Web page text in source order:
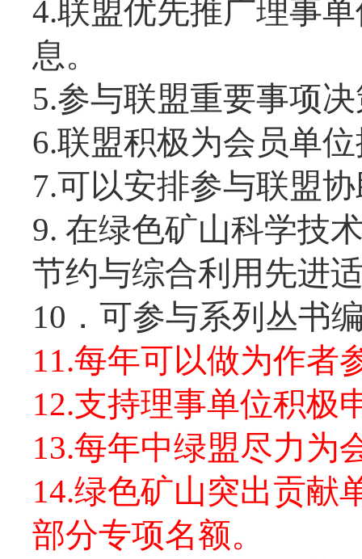
4.联盟优先推广理事
息。
5.参与联盟重要事项
6.联盟积极为会员单
7.可以安排参与联盟
9. 在绿色矿山科学技
节约与综合利用先进
10．可参与系列丛书
11.每年可以做为作者
12.支持理事单位积极
13.每年中绿盟尽力为
14.绿色矿山突出贡献
部分专项名额。